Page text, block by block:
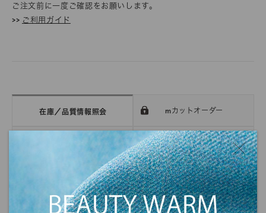
ご注文前に一度ご確認をお願いします。
>> ご利用ガイド
在庫／品質情報照会 mカットオーダー
サンプル帳依頼
DIGITAL FABRIC